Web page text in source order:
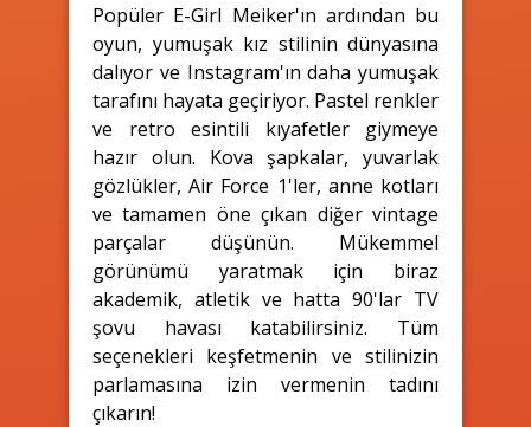
Popüler E-Girl Meiker'ın ardından bu
oyun, yumuşak kız stilinin dünyasına
dalıyor ve Instagram'ın daha yumuşak
tarafını hayata geçiriyor. Pastel renkler
ve retro esintili kıyafetler giymeye
hazır olun. Kova şapkalar, yuvarlak
gözlükler, Air Force 1'ler, anne kotları
ve tamamen öne çıkan diğer vintage
parçalar düşünün. Mükemmel
görünümü yaratmak için biraz
akademik, atletik ve hatta 90'lar TV
şovu havası katabilirsiniz. Tüm
seçenekleri keşfetmenin ve stilinizin
parlamasına izin vermenin tadını
çıkarın!